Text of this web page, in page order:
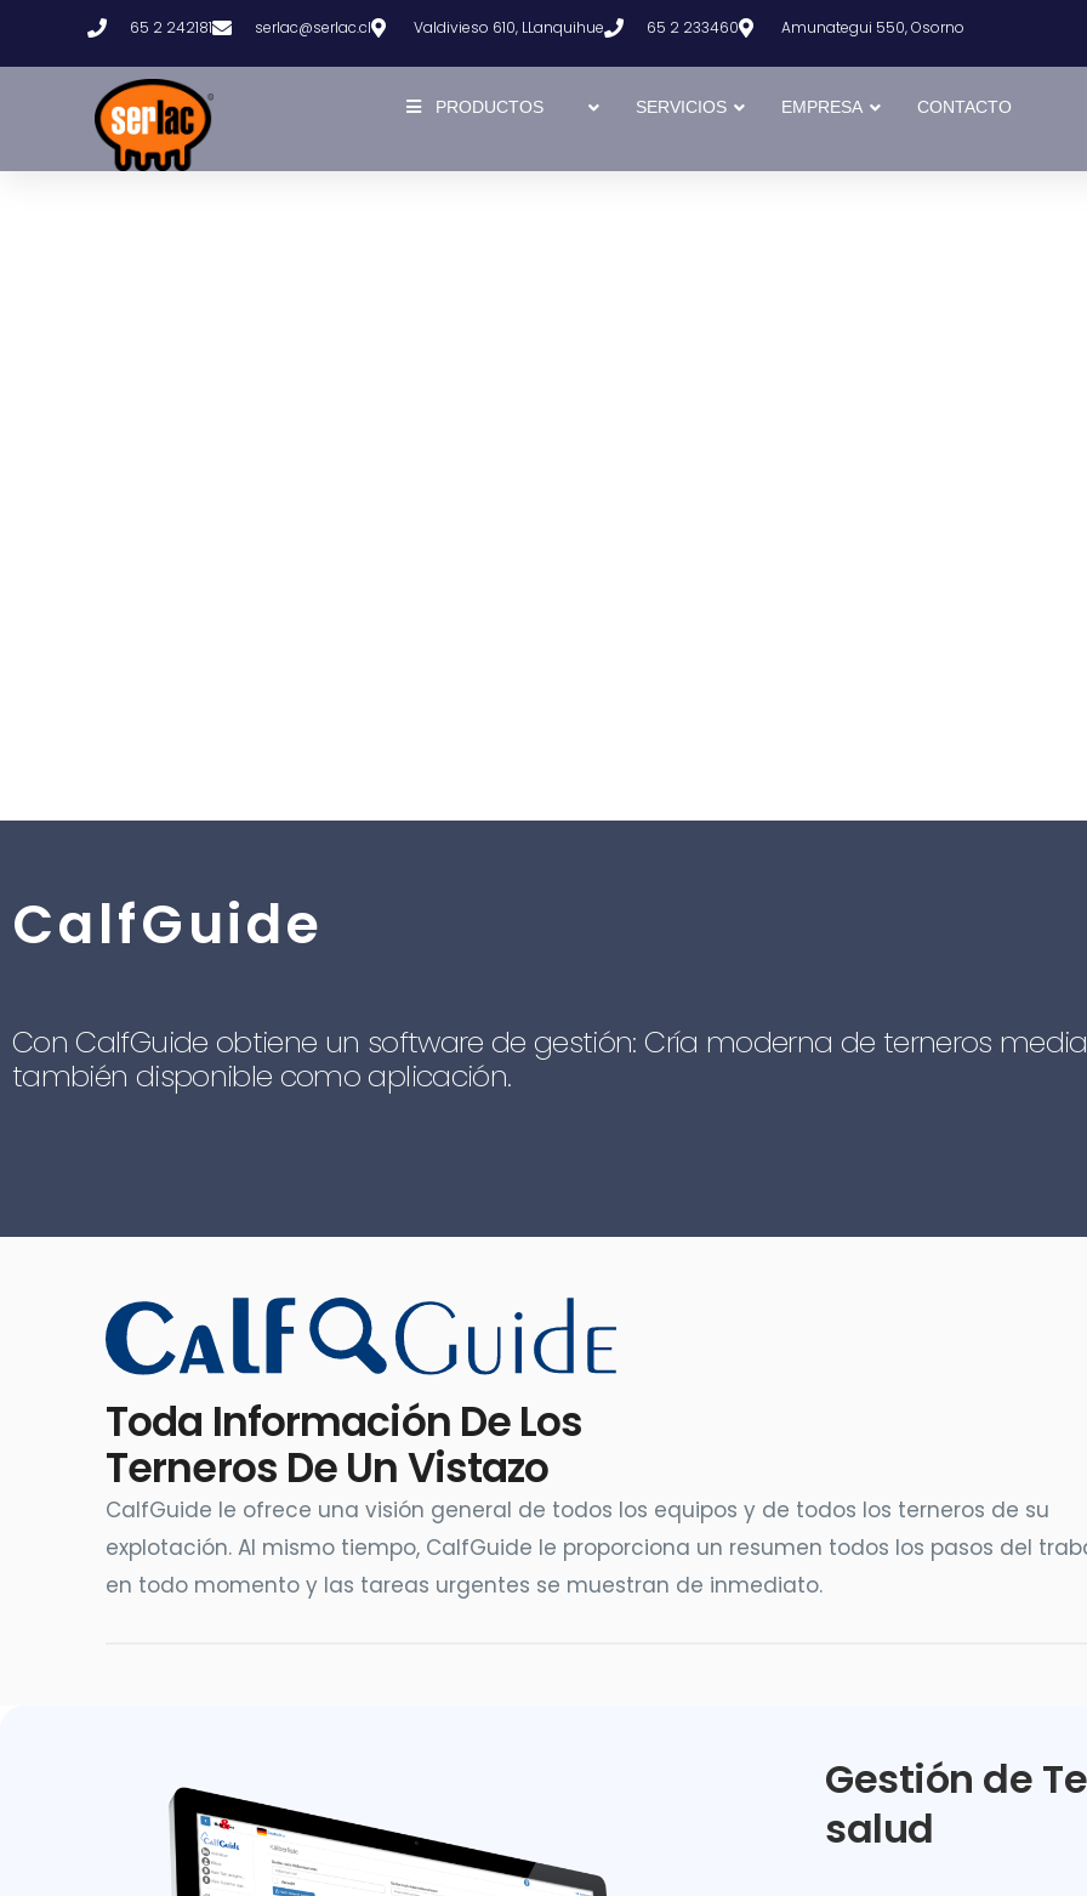
65 2 242181 serlac@serlac.cl Valdivieso 610, LLanquihue 65 2 233460 Amunategui 550, Osorno
PRODUCTOS SERVICIOS EMPRESA CONTACTO
CalfGuide
Con CalfGuide obtiene un software de gestión: Cría moderna de terneros
también disponible como aplicación.
Toda Información De Los
Terneros De Un Vistazo
CalfGuide le ofrece una visión general de todos los equipos y de todos los terneros de su
explotación. Al mismo tiempo, CalfGuide le proporciona un resumen todos los pasos del
en todo momento y las tareas urgentes se muestran de inmediato.
Gestión de
salud